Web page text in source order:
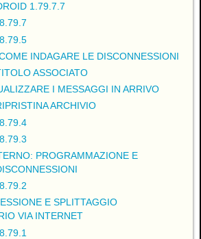
1.79.7.7
INDAGARE LE DISCONNESSIONI
ASSOCIATO
I MESSAGGI IN ARRIVO
ARCHIVIO
PROGRAMMAZIONE E
E SPLITTAGGIO
VIA INTERNET